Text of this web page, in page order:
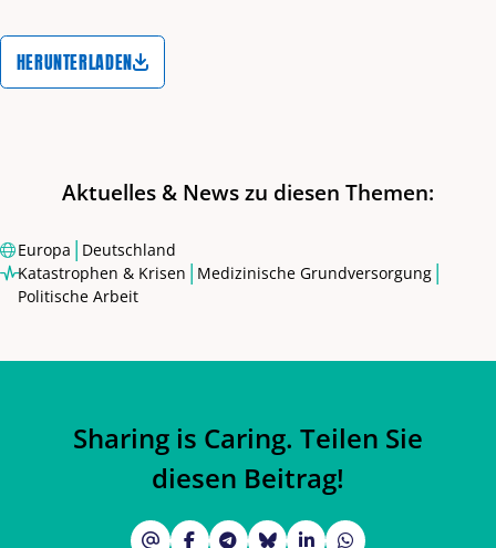
HERUNTERLADEN
Aktuelles & News zu diesen Themen:
Europa | Deutschland
Katastrophen & Krisen | Medizinische Grundversorgung |
Politische Arbeit
Sharing is Caring. Teilen Sie
diesen Beitrag!